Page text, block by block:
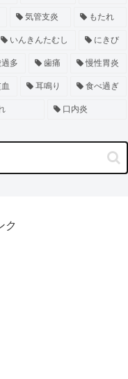
気管支炎 もたれ
いんきんたむし にきび
多 歯痛 慢性胃炎
耳鳴り 食べ過ぎ
口内炎
ク